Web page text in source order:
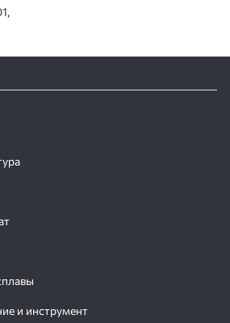
и инструмент